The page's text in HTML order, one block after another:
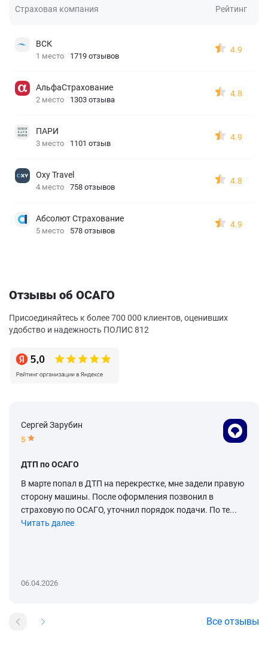
Страховая компания Рейтинг
ВСК
1 место 1719 отзывов
4.9
АльфаСтрахование
2 место 1303 отзыва
4.8
ПАРИ
3 место 1101 отзыв
4.9
Oxy Travel
4 место 758 отзывов
4.8
Абсолют Страхование
5 место 578 отзывов
4.9
Отзывы об ОСАГО
Присоединяйтесь к более 700 000 клиентов, оценивших
удобство и надежность ПОЛИС 812
Сергей Зарубин
5
ДТП по ОСАГО
В марте попал в ДТП на перекрестке, мне задели правую
сторону машины. После оформления позвонил в
страховую по ОСАГО, уточнил порядок подачи. По те...
Читать далее
06.04.2026
Все отзывы